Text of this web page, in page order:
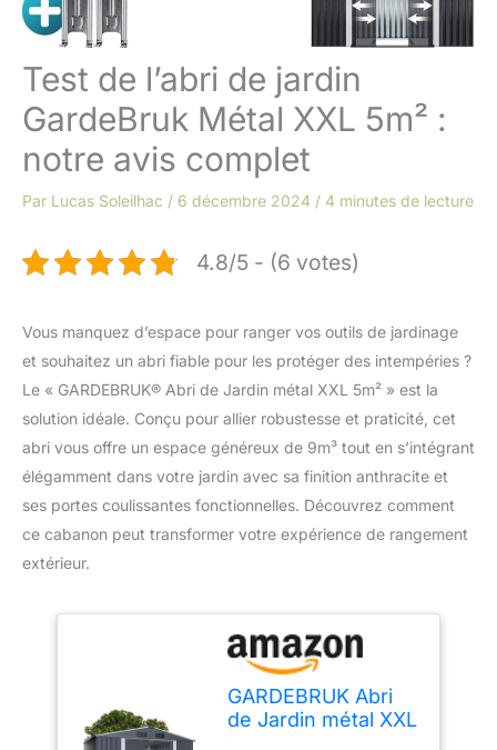
Test de l’abri de jardin
GardeBruk Métal XXL 5m² :
notre avis complet
Par Lucas Soleilhac / 6 décembre 2024 / 4 minutes de lecture
4.8/5 - (6 votes)
Vous manquez d’espace pour ranger vos outils de jardinage
et souhaitez un abri fiable pour les protéger des intempéries ?
Le « GARDEBRUK® Abri de Jardin métal XXL 5m² » est la
solution idéale. Conçu pour allier robustesse et praticité, cet
abri vous offre un espace généreux de 9m³ tout en s’intégrant
élégamment dans votre jardin avec sa finition anthracite et
ses portes coulissantes fonctionnelles. Découvrez comment
ce cabanon peut transformer votre expérience de rangement
extérieur.
GARDEBRUK Abri
de Jardin métal XXL